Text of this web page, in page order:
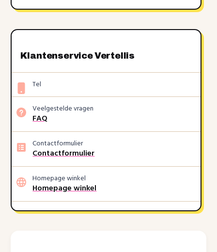
Klantenservice Vertellis
Tel
Veelgestelde vragen
FAQ
Contactformulier
Contactformulier
Homepage winkel
Homepage winkel